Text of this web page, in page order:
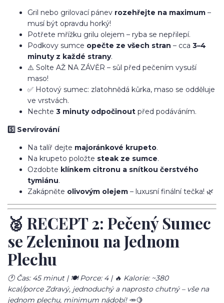
Gril nebo grilovací pánev rozehřejte na maximum –
musí být opravdu horký!
Potřete mřížku grilu olejem – ryba se nepřilepí.
Podkovy sumce opečte ze všech stran – cca 3–4
minuty z každé strany.
⚠️ Solte AŽ NA ZÁVĚR – sůl před pečením vysuší
maso!
✅ Hotový sumec: zlatohnědá kůrka, maso se odděluje
ve vrstvách.
Nechte 3 minuty odpočinout před podáváním.
5️⃣ Servírování
Na talíř dejte majoránkové krupeto.
Na krupeto položte steak ze sumce.
Ozdobte klínkem citronu a snítkou čerstvého
tymiánu.
Zakápněte olivovým olejem – luxusní finální tečka! 🌿
🥈 RECEPT 2: Pečený Sumec
se Zeleninou na Jednom
Plechu
🕐 Čas: 45 minut | 🍽️ Porce: 4 | 🔥 Kalorie: ~380
kcal/porce Zdravý, jednoduchý a naprosto chutný – vše na
jednom plechu, minimum nádobí!🥕🍋